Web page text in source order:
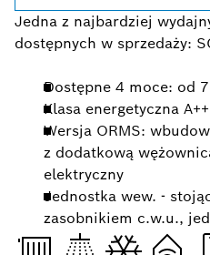
Jedna z najbardziej
dostępnych w sprzedaży:
Dostępne 4 moce: od
Klasa energetyczna
Wersja ORMS:
z dodatkową
elektryczny
Jednostka wew. -
zasobnikiem c.w.u.,